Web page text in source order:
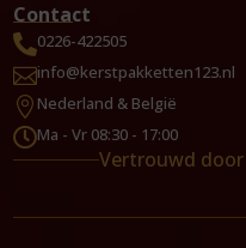
Contact
0226-422505
info@kerstpakketten123.nl
 Nederland & België
Ma - Vr 08:30 - 17:00
Vertrouwd